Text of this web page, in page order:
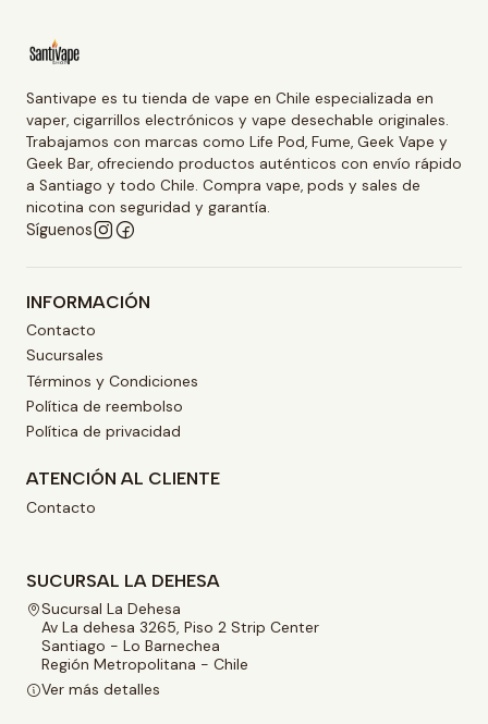
Santivape es tu tienda de vape en Chile especializada en
vaper, cigarrillos electrónicos y vape desechable originales.
Trabajamos con marcas como Life Pod, Fume, Geek Vape y
Geek Bar, ofreciendo productos auténticos con envío rápido
a Santiago y todo Chile. Compra vape, pods y sales de
nicotina con seguridad y garantía.
Síguenos
INFORMACIÓN
Contacto
Sucursales
Términos y Condiciones
Política de reembolso
Política de privacidad
ATENCIÓN AL CLIENTE
Contacto
SUCURSAL LA DEHESA
Sucursal La Dehesa
Av La dehesa 3265, Piso 2 Strip Center
Santiago - Lo Barnechea
Región Metropolitana - Chile
Ver más detalles